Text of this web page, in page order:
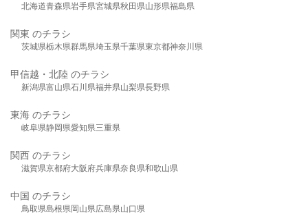
北海道青森県岩手県宮城県秋田県山形県福島県
関東 のチラシ
茨城県栃木県群馬県埼玉県千葉県東京都神奈川県
甲信越・北陸 のチラシ
新潟県富山県石川県福井県山梨県長野県
東海 のチラシ
岐阜県静岡県愛知県三重県
関西 のチラシ
滋賀県京都府大阪府兵庫県奈良県和歌山県
中国 のチラシ
鳥取県島根県岡山県広島県山口県